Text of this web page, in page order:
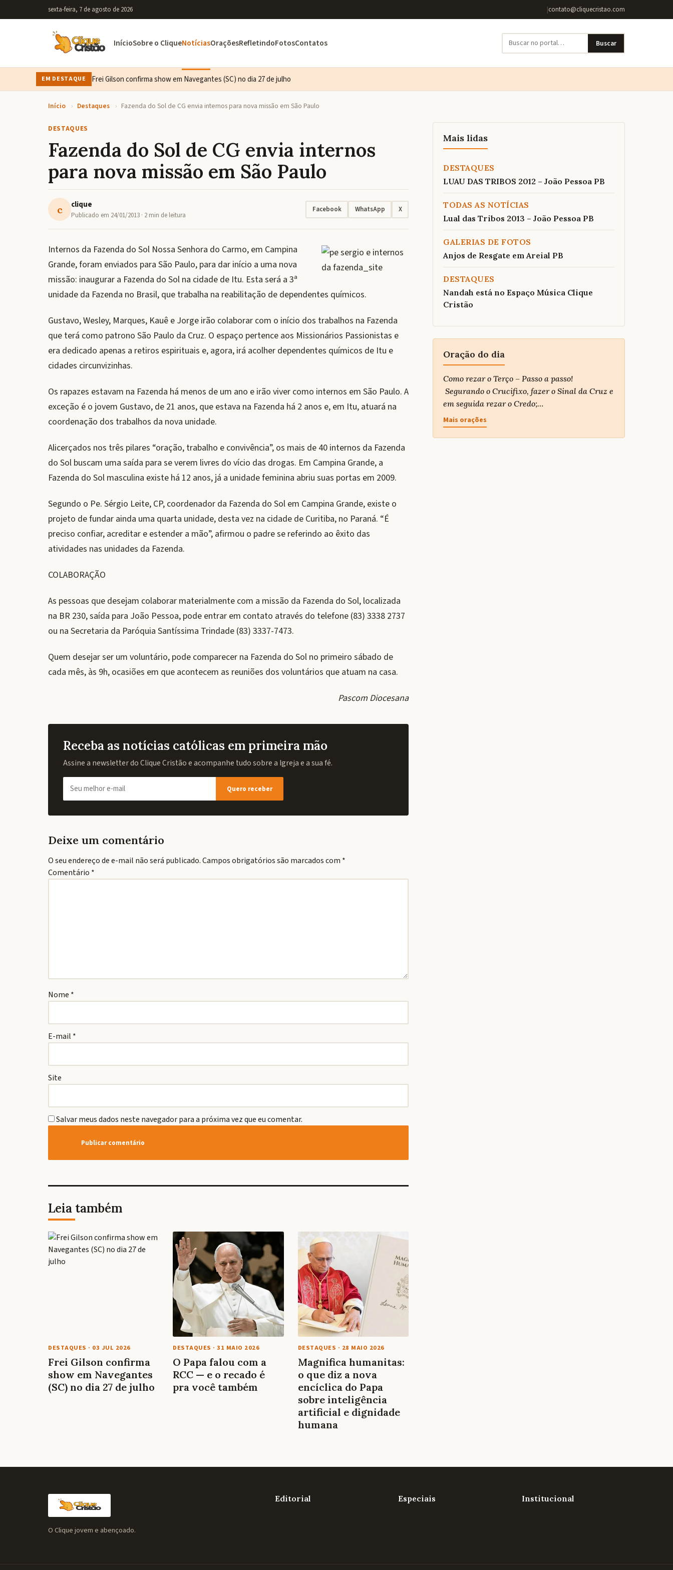
sexta-feira, 7 de agosto de 2026 |contato@cliquecristao.com
InícioSobre o CliqueNotíciasOraçõesRefletindoFotosContatos Buscar
EM DESTAQUE Frei Gilson confirma show em Navegantes (SC) no dia 27 de julho
Início › Destaques › Fazenda do Sol de CG envia internos para nova missão em São Paulo
DESTAQUES
Fazenda do Sol de CG envia internos
para nova missão em São Paulo
c clique
Publicado em 24/01/2013 · 2 min de leitura
Facebook WhatsApp X
Internos da Fazenda do Sol Nossa Senhora do Carmo, em Campina
Grande, foram enviados para São Paulo, para dar início a uma nova
missão: inaugurar a Fazenda do Sol na cidade de Itu. Esta será a 3ª
unidade da Fazenda no Brasil, que trabalha na reabilitação de dependentes químicos.
Gustavo, Wesley, Marques, Kauê e Jorge irão colaborar com o início dos trabalhos na Fazenda
que terá como patrono São Paulo da Cruz. O espaço pertence aos Missionários Passionistas e
era dedicado apenas a retiros espirituais e, agora, irá acolher dependentes químicos de Itu e
cidades circunvizinhas.
Os rapazes estavam na Fazenda há menos de um ano e irão viver como internos em São Paulo. A
exceção é o jovem Gustavo, de 21 anos, que estava na Fazenda há 2 anos e, em Itu, atuará na
coordenação dos trabalhos da nova unidade.
Alicerçados nos três pilares “oração, trabalho e convivência”, os mais de 40 internos da Fazenda
do Sol buscam uma saída para se verem livres do vício das drogas. Em Campina Grande, a
Fazenda do Sol masculina existe há 12 anos, já a unidade feminina abriu suas portas em 2009.
Segundo o Pe. Sérgio Leite, CP, coordenador da Fazenda do Sol em Campina Grande, existe o
projeto de fundar ainda uma quarta unidade, desta vez na cidade de Curitiba, no Paraná. “É
preciso confiar, acreditar e estender a mão”, afirmou o padre se referindo ao êxito das
atividades nas unidades da Fazenda.
COLABORAÇÃO
As pessoas que desejam colaborar materialmente com a missão da Fazenda do Sol, localizada
na BR 230, saída para João Pessoa, pode entrar em contato através do telefone (83) 3338 2737
ou na Secretaria da Paróquia Santíssima Trindade (83) 3337-7473.
Quem desejar ser um voluntário, pode comparecer na Fazenda do Sol no primeiro sábado de
cada mês, às 9h, ocasiões em que acontecem as reuniões dos voluntários que atuam na casa.
Pascom Diocesana
Receba as notícias católicas em primeira mão
Assine a newsletter do Clique Cristão e acompanhe tudo sobre a Igreja e a sua fé.
Quero receber
Deixe um comentário
O seu endereço de e-mail não será publicado.Campos obrigatórios são marcados com *
Comentário *
Nome *
E-mail *
Site
Salvar meus dados neste navegador para a próxima vez que eu comentar.
Leia também
DESTAQUES · 03 JUL 2026
Frei Gilson confirma
show em Navegantes
(SC) no dia 27 de julho
DESTAQUES ·31 MAIO 2026
O Papa falou com a
RCC — e o recado é
pra você também
DESTAQUES · 28 MAIO 2026
Magnifica humanitas:
o que diz a nova
encíclica do Papa
sobre inteligência
artificial e dignidade
humana
Mais lidas
DESTAQUES
LUAU DAS TRIBOS 2012 – João Pessoa PB
TODAS AS NOTÍCIAS
Lual das Tribos 2013 – João Pessoa PB
GALERIAS DE FOTOS
Anjos de Resgate em Areial PB
DESTAQUES
Nandah está no Espaço Música Clique
Cristão
Oração do dia
Como rezar o Terço – Passo a passo!
Segurando o Crucifixo, fazer o Sinal da Cruz e
em seguida rezar o Credo;…
Mais orações
O Clique jovem e abençoado.
Editorial Especiais Institucional